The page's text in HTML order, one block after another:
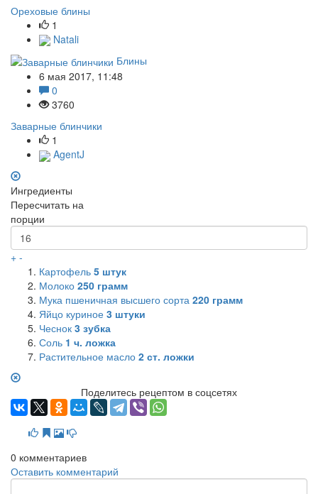
Ореховые блины
1
Natali
Блины
6 мая 2017, 11:48
0
3760
Заварные блинчики
1
AgentJ
Ингредиенты
Пересчитать на
порции
+ -
Картофель 5 штук
Молоко 250 грамм
Мука пшеничная высшего сорта 220 грамм
Яйцо куриное 3 штуки
Чеснок 3 зубка
Соль 1 ч. ложка
Растительное масло 2 ст. ложки
Поделитесь рецептом в соцсетях
0 комментариев
Оставить комментарий